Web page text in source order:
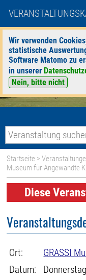
Wir verwenden
statistische
Software Matomo zu
in unserer
Nein, bitte nicht
Startseite >
Museum für Angewandte
Diese
Ort:
GRASSI
Datum: